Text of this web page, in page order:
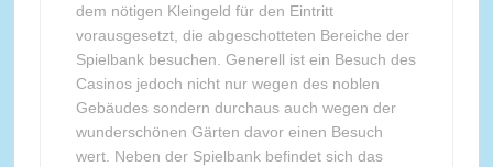
dem nötigen Kleingeld für den Eintritt
vorausgesetzt, die abgeschotteten Bereiche der
Spielbank besuchen. Generell ist ein Besuch des
Casinos jedoch nicht nur wegen des noblen
Gebäudes sondern durchaus auch wegen der
wunderschönen Gärten davor einen Besuch
wert. Neben der Spielbank befindet sich das